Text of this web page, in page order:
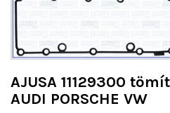
AJUSA 11129300
AUDI PORSCHE VW